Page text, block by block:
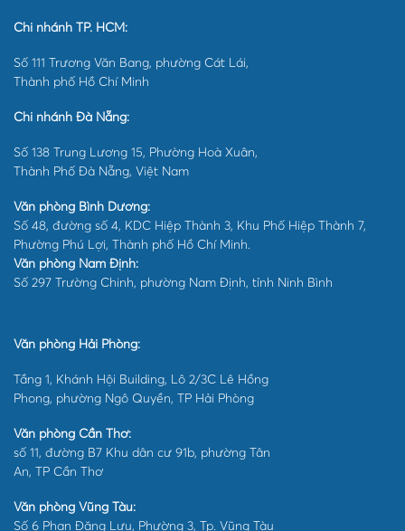
Chi nhánh TP. HCM:
Số 111 Trương Văn Bang, phường Cát Lái,
Thành phố Hồ Chí Minh
Chi nhánh Đà Nẵng:
Số 138 Trung Lương 15, Phường Hoà Xuân,
Thành Phố Đà Nẵng, Việt Nam
Văn phòng Bình Dương:
Số 48, đường số 4, KDC Hiệp Thành 3, Khu Phố Hiệp Thành 7,
Phường Phú Lợi, Thành phố Hồ Chí Minh.
Văn phòng Nam Định:
Số 297 Trường Chinh, phường Nam Định, tỉnh Ninh Bình
Văn phòng Hải Phòng:
Tầng 1, Khánh Hội Building, Lô 2/3C Lê Hồng
Phong, phường Ngô Quyền, TP Hải Phòng
Văn phòng Cần Thơ:
số 11, đường B7 Khu dân cư 91b, phường Tân
An, TP Cần Thơ
Văn phòng Vũng Tàu:
Số 6 Phan Đăng Lưu, Phường 3, Tp. Vũng Tàu